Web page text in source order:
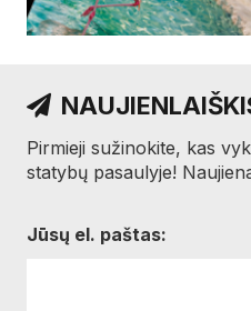
Pirmieji sužinokite, kas
statybų pasaulyje!
Jūsų el. paštas: